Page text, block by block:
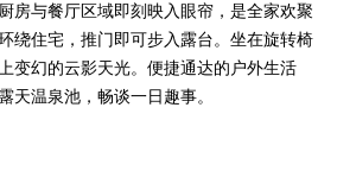
房与餐厅区域即刻映入眼帘，是全家欢聚
绕住宅，推门即可步入露台。坐在旋转椅
变幻的云影天光。便捷通达的户外生活
天温泉池，畅谈一日趣事。